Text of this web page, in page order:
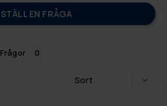
STÄLL EN FRÅGA
Frågor